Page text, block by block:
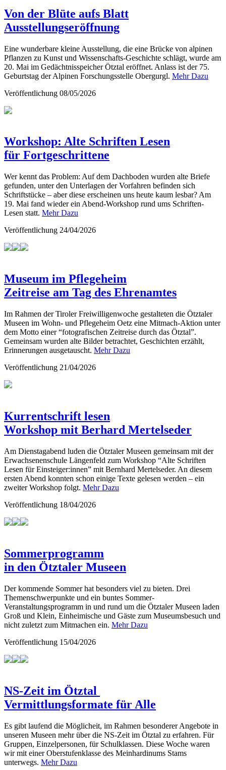
Von der Blüte aufs Blatt
Ausstellungseröffnung
Eine wunderbare kleine Ausstellung, die eine Brücke von alpinen
Pflanzen zu Kunst und Wissenschafts-Geschichte schlägt, wurde am
20. Mai im Gedächtnisspeicher Ötztal eröffnet. Anlass ist der 75.
Geburtstag der Alpinen Forschungsstelle Obergurgl. Mehr Dazu
Veröffentlichung 08/05/2026
Workshop: Alte Schriften Lesen
für Fortgeschrittene
Wer kennt das Problem: Auf dem Dachboden wurden alte Briefe
gefunden, unter den Unterlagen der Vorfahren befinden sich
Schriftstücke – aber diese erscheinen uns heute kaum lesbar? Am
19. Mai fand wieder ein Abend-Workshop rund ums Schriften-
Lesen statt. Mehr Dazu
Veröffentlichung 24/04/2026
Museum im Pflegeheim
Zeitreise am Tag des Ehrenamtes
Im Rahmen der Tiroler Freiwilligenwoche gestalteten die Ötztaler
Museen im Wohn- und Pflegeheim Oetz eine Mitmach-Aktion unter
dem Motto einer “fotografischen Zeitreise durch das Ötztal”.
Gemeinsam wurden alte Bilder betrachtet, Geschichten erzählt,
Erinnerungen ausgetauscht. Mehr Dazu
Veröffentlichung 21/04/2026
Kurrentschrift lesen
Workshop mit Berhard Mertelseder
Am Dienstagabend luden die Ötztaler Museen gemeinsam mit der
Erwachsenenschule Längenfeld zum Workshop “Alte Schriften
Lesen für Einsteiger:innen” mit Bernhard Mertelseder. An diesem
ersten Abend konnten schon einige Texte gelesen werden – ein
zweiter Workshop folgt. Mehr Dazu
Veröffentlichung 18/04/2026
Sommerprogramm
in den Ötztaler Museen
Der kommende Sommer hat besonders viel zu bieten. Drei
Themenschwerpunkte und ein buntes Sommer-
Veranstaltungsprogramm in und rund um die Ötztaler Museen laden
Groß und Klein, Einheimische und Gäste zum Museumsbesuch und
nicht zuletzt zum Mitmachen ein. Mehr Dazu
Veröffentlichung 15/04/2026
NS-Zeit im Ötztal
Vermittlungsformate für Alle
Es gibt laufend die Möglicheit, im Rahmen besonderer Angebote in
unseren Museen mehr über die NS-Zeit im Ötztal zu erfahren. Für
Gruppen, Einzelpersonen, für Schulklassen. Diese Woche waren
wir mit einer Oberstufenklasse des Meinhardinums Stams
unterwegs. Mehr Dazu